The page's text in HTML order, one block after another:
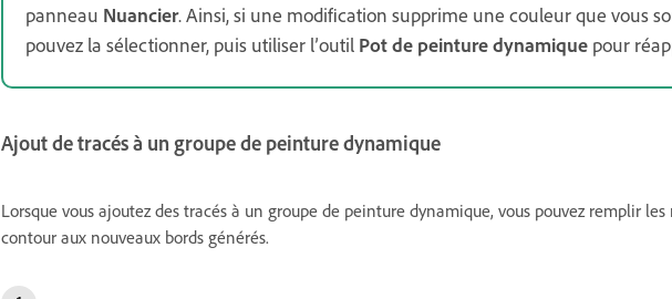
panneau Nuancier. Ainsi, si une modification supprime une couleur que vous
pouvez la sélectionner, puis utiliser l’outil Pot de peinture dynamique pour
Ajout de tracés à un groupe de peinture dynamique
Lorsque vous ajoutez des tracés à un groupe de peinture dynamique, vous pouvez remplir
contour aux nouveaux bords générés.